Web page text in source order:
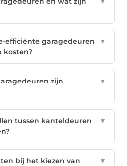
efficiënte garagedeuren
kosten?
▼
zijn
▼
tussen kanteldeuren
▼
bij het kiezen van
▼